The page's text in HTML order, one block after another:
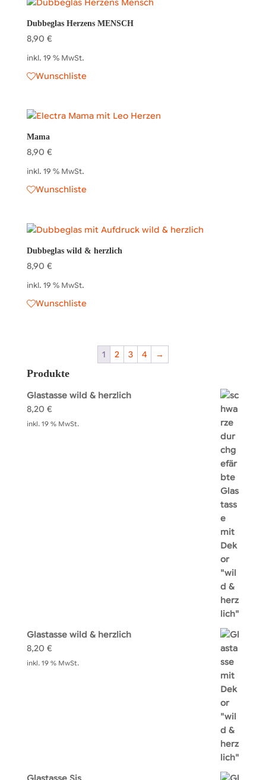
Dubbeglas Herzens MENSCH
8,90 €
inkl. 19 % MwSt.
Wunschliste
Mama
8,90 €
inkl. 19 % MwSt.
Wunschliste
Dubbeglas wild & herzlich
8,90 €
inkl. 19 % MwSt.
Wunschliste
1 2 3 4 →
Produkte
Glastasse wild & herzlich
8,20 €
inkl. 19 % MwSt.
Glastasse wild & herzlich
8,20 €
inkl. 19 % MwSt.